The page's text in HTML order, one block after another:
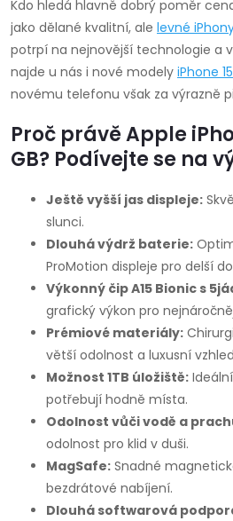
Kdo hledá hlavně dobrý poměr
jako dělané kvalitní, ale levné
potrpí na nejnovější technologie a
najde u nás i nové modely iPhone 15
novému telefonu však za výrazně
Proč právě Apple
GB? Podívejte se na
Ještě vyšší jas displeje:
slunci.
Dlouhá výdrž baterie:
ProMotion displeje pro delší
Výkonný čip A15 Bionic s
grafický výkon pro
Prémiové materiály:
větší odolnost a luxusní
Možnost 1TB úložiště:
potřebují hodně místa.
Odolnost vůči vodě a
odolnost pro klid v duši.
MagSafe: Snadné
bezdrátové nabíjení.
Dlouhá softwarová